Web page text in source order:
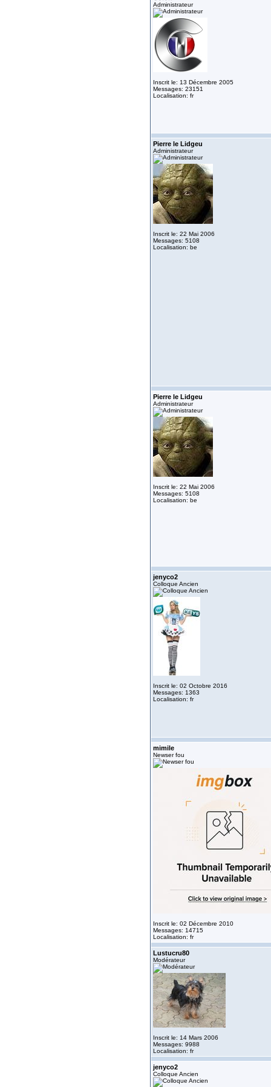
Administrateur
Inscrit le: 13 Décembre 2005
Messages: 23151
Localisation: fr
Pierre le Lidgeu
Administrateur
Inscrit le: 22 Mai 2006
Messages: 5108
Localisation: be
Pierre le Lidgeu
Administrateur
Inscrit le: 22 Mai 2006
Messages: 5108
Localisation: be
jenyco2
Colloque Ancien
Inscrit le: 02 Octobre 2016
Messages: 1363
Localisation: fr
mimile
Newser fou
Inscrit le: 02 Décembre 2010
Messages: 14715
Localisation: fr
Lustucru80
Modérateur
Inscrit le: 14 Mars 2006
Messages: 9988
Localisation: fr
jenyco2
Colloque Ancien